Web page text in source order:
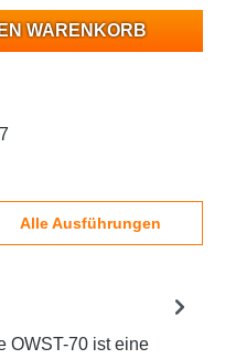
WARENKORB
Alle Ausführungen
OWST-70 ist eine